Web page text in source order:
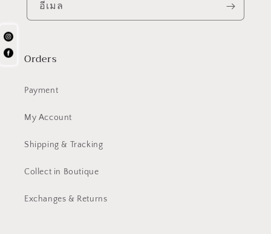
อีเมล
Orders
Payment
My Account
Shipping & Tracking
Collect in Boutique
Exchanges & Returns